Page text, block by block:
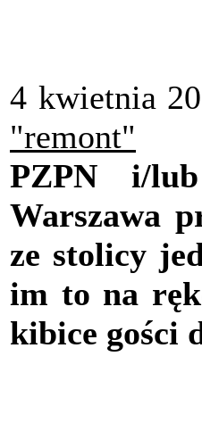
4 kwietnia
"remont"
PZPN i/
Warszawa
ze stolicy
im to na
kibice gości